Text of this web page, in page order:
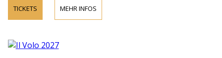
TICKETS MEHR INFOS